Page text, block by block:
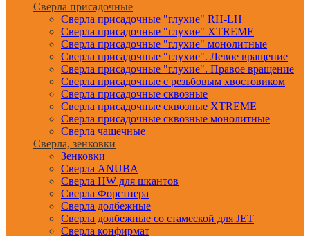
Сверла присадочные
Сверла присадочные "глухие" RH-LH
Сверла присадочные "глухие" XTREME
Сверла присадочные "глухие" монолитные
Сверла присадочные "глухие". Левое вращение
Сверла присадочные "глухие". Правое вращение
Сверла присадочные с резьбовым хвостовиком
Сверла присадочные сквозные
Сверла присадочные сквозные XTREME
Сверла присадочные сквозные монолитные
Сверла чашечные
Сверла, зенковки
Зенковки
Сверла ANUBA
Сверла HW для шкантов
Сверла Форстнера
Сверла долбежные
Сверла долбежные со стамеской для JET
Сверла конфирмат